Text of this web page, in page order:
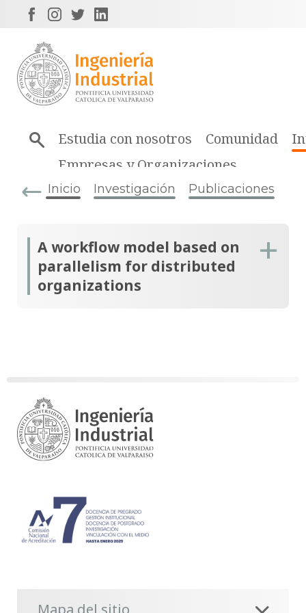
Estudia con nosotros Comunidad
Empresas y Organizaciones
Inicio Investigación Publicaciones
A workflow model based on
parallelism for distributed
organizations